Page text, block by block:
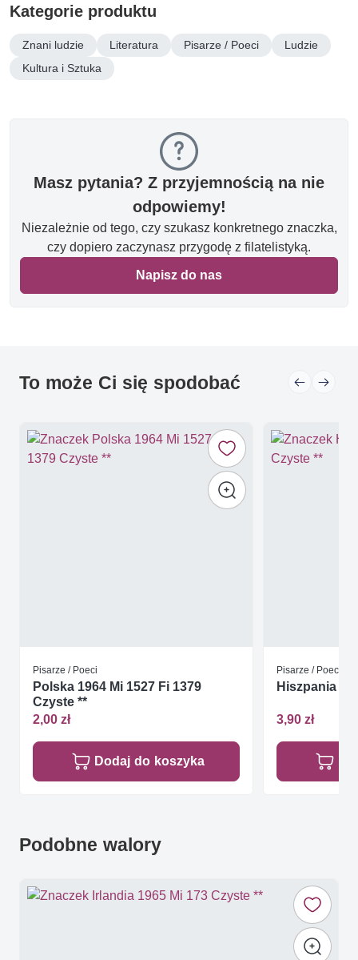
Kategorie produktu
Znani ludzie Literatura Pisarze / Poeci
Ludzie
Kultura i Sztuka
Masz pytania? Z przyjemnością na nie
odpowiemy!
Niezależnie od tego, czy szukasz konkretnego znaczka,
czy dopiero zaczynasz przygodę z filatelistyką.
Napisz do nas
To może Ci się spodobać
Pisarze / Poeci
Polska 1964 Mi 1527 Fi 1379
Czyste **
2,00 zł
Dodaj do koszyka
Pisarze / Poeci
Hiszpania
3,90 zł
Podobne walory